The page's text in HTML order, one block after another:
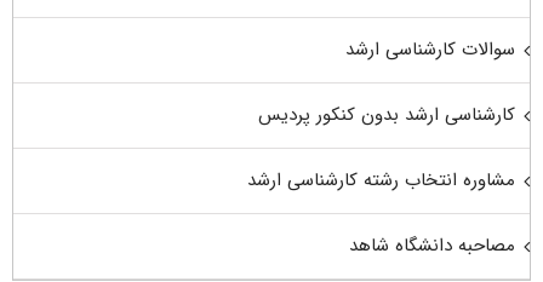
سوالات کارشناسی ارشد
کارشناسی ارشد بدون کنکور پردیس
مشاوره انتخاب رشته کارشناسی ارشد
مصاحبه دانشگاه شاهد